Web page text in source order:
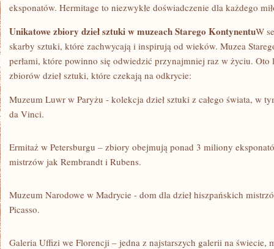
‍eksponatów. Hermitage to niezwykłe doświadczenie ‌dla każdego
Unikatowe zbiory dzieł sztuki w muzeach⁢ Starego KontynentuW
skarby ​sztuki, które zachwycają i inspirują ⁤od wieków. Muzea
perłami, które powinno się‍ odwiedzić ‍przynajmniej raz⁢ w życiu.
zbiorów dzieł sztuki,​ które ⁢czekają na odkrycie:
Muzeum Luwr w Paryżu -​ kolekcja⁢ dzieł‌ sztuki z całego świata, w​
da Vinci.
Ermitaż w Petersburgu – zbiory obejmują⁤ ponad 3 miliony
mistrzów ⁣jak​ Rembrandt ⁣i⁤ Rubens.
Muzeum Narodowe w ​Madrycie -​ dom dla dzieł ‌hiszpańskich
Picasso.
Galeria Uffizi we Florencji – jedna z najstarszych galerii na świecie,